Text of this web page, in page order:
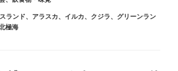
ランド、 アラスカ、 イルカ、 クジラ、
グリーンラン
極海